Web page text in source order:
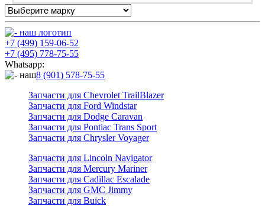
+7 (499) 159-06-52
+7 (495) 778-75-55
Whatsapp:
8 (901) 578-75-55
Запчасти для Chevrolet TrailBlazer
Запчасти для Ford Windstar
Запчасти для Dodge Caravan
Запчасти для Pontiac Trans Sport
Запчасти для Chrysler Voyager
Запчасти для Lincoln Navigator
Запчасти для Mercury Mariner
Запчасти для Cadillac Escalade
Запчасти для GMC Jimmy
Запчасти для Buick